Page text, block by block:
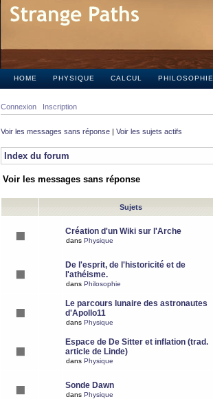
HOME PHYSIQUE CALCUL PHILOSOPHIE
Connexion Inscription
Voir les messages sans réponse | Voir les sujets actifs
Index du forum
Voir les messages sans réponse
Sujets
Création d'un Wiki sur l'Arche
dans Physique
De l'esprit, de l'historicité et de
l'athéisme.
dans Philosophie
Le parcours lunaire des astronautes
d'Apollo11
dans Physique
Espace de De Sitter et inflation (trad.
article de Linde)
dans Physique
Sonde Dawn
dans Physique